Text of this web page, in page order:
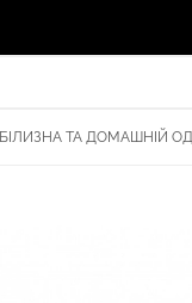
БІЛИЗНА ТА ДОМАШНІЙ